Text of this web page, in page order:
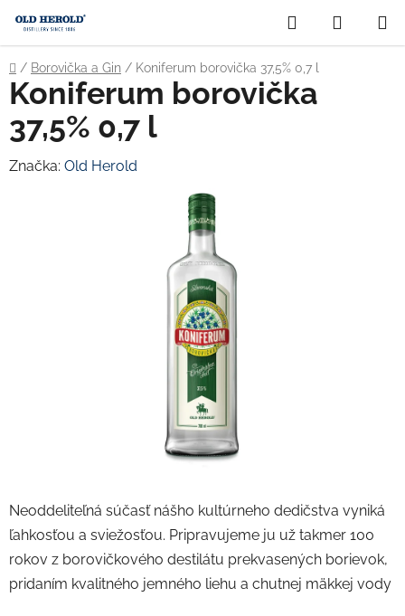
obsah
Hľadať
KOŠÍK
Domov
/ Borovička a Gin / Koniferum borovička 37,5% 0,7 l
Neoddeliteľná súčasť nášho kultúrneho dedičstva vyniká
ľahkosťou a sviežosťou. Pripravujeme ju už takmer 100
rokov z borovičkového destilátu prekvasených borievok,
pridaním kvalitného jemného liehu a chutnej mäkkej vody
Koniferum borovička
37,5% 0,7 l
Značka: Old Herold